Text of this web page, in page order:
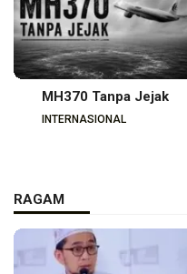
MH370 Tanpa Jejak
INTERNASIONAL
RAGAM